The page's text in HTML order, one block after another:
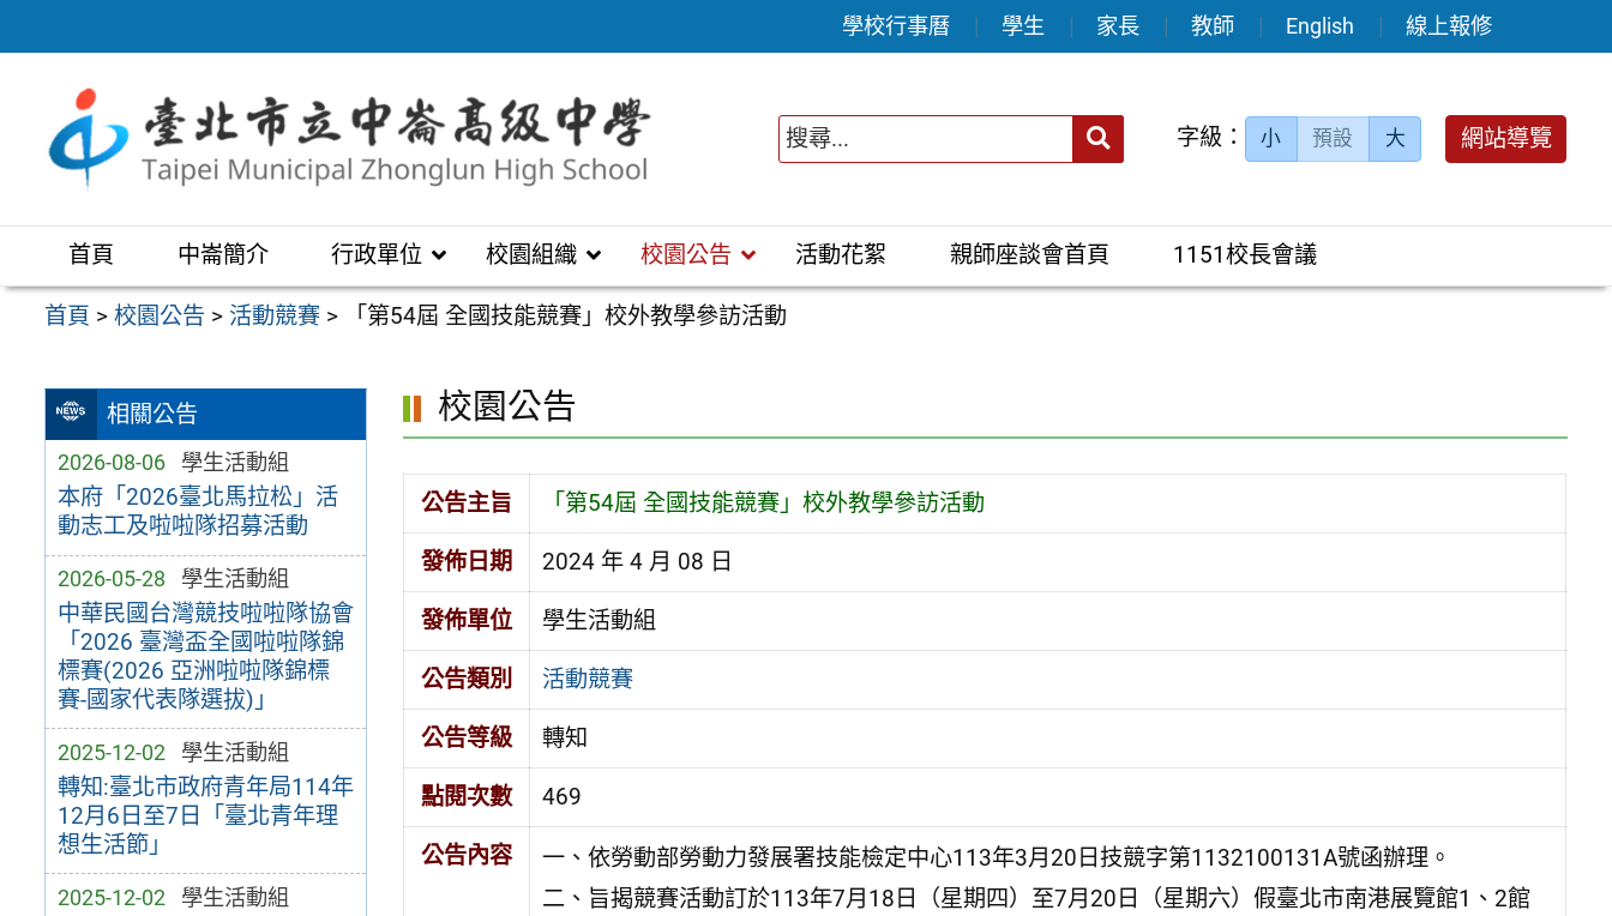
至
區
學校行事曆 學生 家長 教師 English 線上報修
送出 字級： 小 預設 大 網站導覽
首頁 中崙簡介 行政單位 校園組織 校園公告 活動花絮 親師座談會首頁 1151校長會議
首頁 >校園公告 > 活動競賽 > 「第54屆 全國技能競賽」校外教學參訪活動
相關公告
2026-08-06 學生活動組
本府「2026臺北馬拉松」活
動志工及啦啦隊招募活動
2026-05-28 學生活動組
中華民國台灣競技啦啦隊協會
「2026 臺灣盃全國啦啦隊錦
標賽(2026 亞洲啦啦隊錦標
賽-國家代表隊選拔)」
2025-12-02 學生活動組
轉知:臺北市政府青年局114年
12月6日至7日「臺北青年理
想生活節」
2025-12-02 學生活動組
校園公告
公告主旨 「第54屆 全國技能競賽」校外教學參訪活動
發佈日期 2024 年 4 月 08 日
發佈單位 學生活動組
公告類別 活動競賽
公告等級 轉知
點閱次數 469
公告內容
一、依勞動部勞動力發展署技能檢定中心113年3月20日技競字第1132100131A號函辦理。
二、旨揭競賽活動訂於113年7月18日（星期四）至7月20日（星期六）假臺北市南港展覽館1、2館